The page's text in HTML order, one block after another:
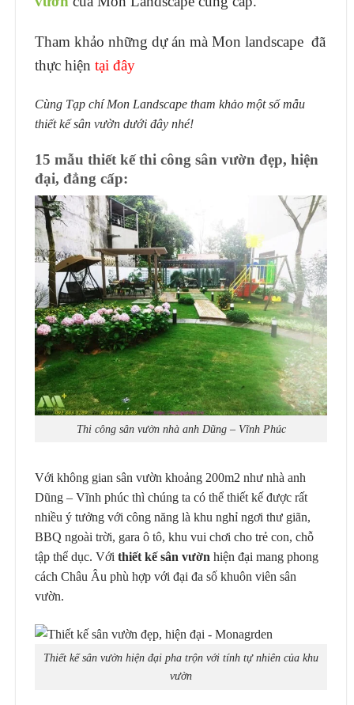
Tham khảo những dự án mà Mon landscape đã
thực hiện tại đây
Cùng Tạp chí Mon Landscape tham khảo một số mẫu
thiết kế sân vườn dưới đây nhé!
15 mẫu thiết kế thi công sân vườn đẹp, hiện
đại, đẳng cấp:
Thi công sân vườn nhà anh Dũng – Vĩnh Phúc
Với không gian sân vườn khoảng 200m2 như nhà anh
Dũng – Vĩnh phúc thì chúng ta có thể thiết kế được rất
nhiều ý tưởng với công năng là khu nghỉ ngơi thư giãn,
BBQ ngoài trời, gara ô tô, khu vui chơi cho trẻ con, chỗ
tập thể dục. Với thiết kế sân vườn hiện đại mang phong
cách Châu Âu phù hợp với đại đa số khuôn viên sân
vườn.
Thiết kế sân vườn hiện đại pha trộn với tính tự nhiên của khu
vườn